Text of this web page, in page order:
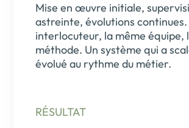
Mise en œuvre initiale,
astreinte, évolutions continues.
interlocuteur, la même équipe,
méthode. Un système qui a
évolué au rythme du métier.
RÉSULTAT